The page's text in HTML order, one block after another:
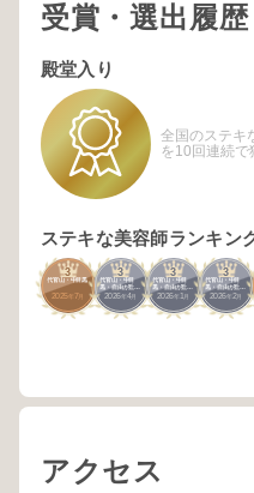
受賞・選出履歴
殿堂入り
全国のステキ
を10回連続で
ステキな美容師ランキン
3
代官山・中目黒
2025年 7月
3
代官山・中目
黒・自由が丘・
武蔵小杉・学大
2026年4月
3
代官山・中目
黒・自由が丘・
武蔵小杉・学大
2026年 1月
3
代官山・中目
黒・自由が丘・
武蔵小杉・学大
2026年2月
アクセス